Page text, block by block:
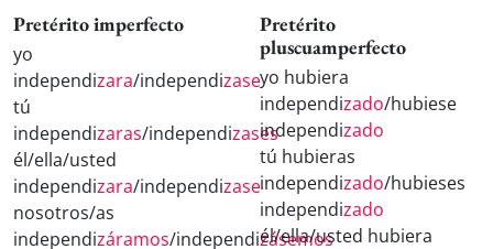
Pretérito imperfecto
yo
independizara/independizase
tú
independizaras/independizases
él/ella/usted
independizara/independizase
nosotros/as
independizáramos/independizásemos
Pretérito
pluscuamperfecto
yo hubiera
independizado/hubiese
independizado
tú hubieras
independizado/hubieses
independizado
él/ella/usted hubiera